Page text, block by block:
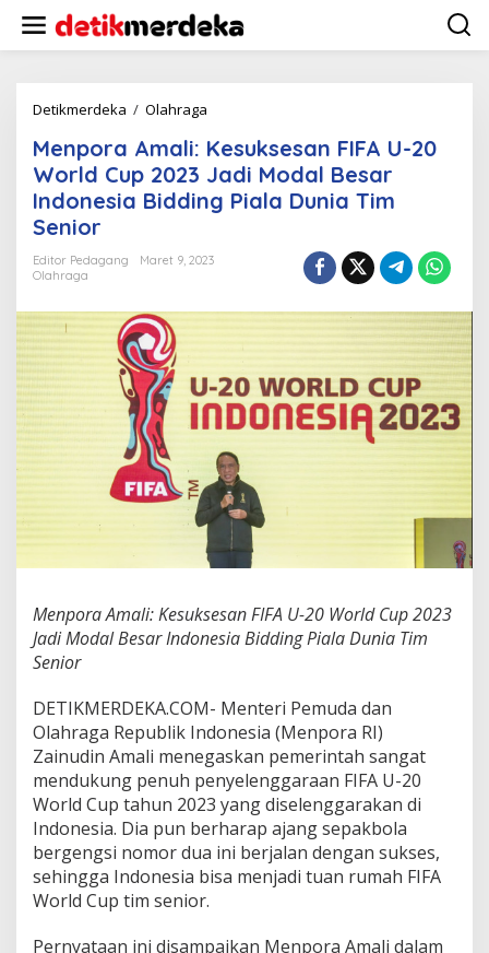
w
Detikmerdeka / Olahraga
n
p
o
r
m
e
s
u
e
a
n
F
A
U
o
r
l
d
C
u
p
2
Menpora Amali: Kesuksesan FIFA U-20
World Cup 2023 Jadi Modal Besar
Indonesia Bidding Piala Dunia Tim
Senior
Editor Pedagang
Maret 9, 2023
Olahraga
Menpora Amali: Kesuksesan FIFA U-20 World Cup 2023
Jadi Modal Besar Indonesia Bidding Piala Dunia Tim
Senior
DETIKMERDEKA.COM- Menteri Pemuda dan
Olahraga Republik Indonesia (Menpora RI)
Zainudin Amali menegaskan pemerintah sangat
mendukung penuh penyelenggaraan FIFA U-20
World Cup tahun 2023 yang diselenggarakan di
Indonesia. Dia pun berharap ajang sepakbola
bergengsi nomor dua ini berjalan dengan sukses,
sehingga Indonesia bisa menjadi tuan rumah FIFA
World Cup tim senior.
Pernyataan ini disampaikan Menpora Amali dalam